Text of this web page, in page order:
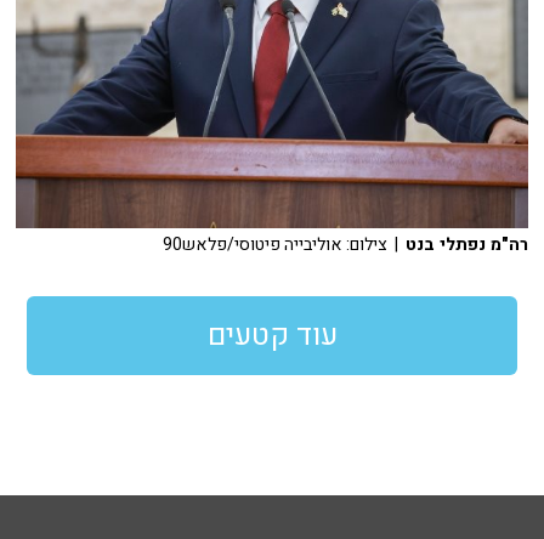
רה"מ נפתלי בנט | צילום: אוליבייה פיטוסי/פלאש90
עוד קטעים